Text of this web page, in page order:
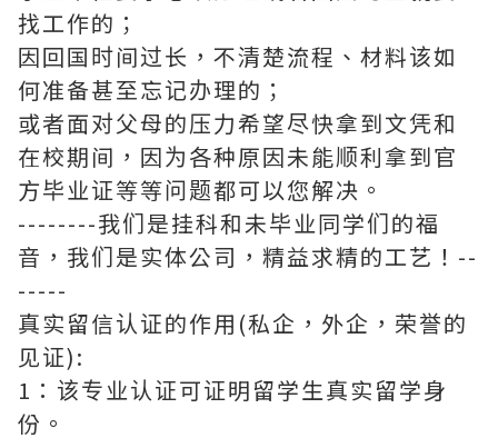
找工作的；
因回国时间过长，不清楚流程、材料该如
何准备甚至忘记办理的；
或者面对父母的压力希望尽快拿到文凭和
在校期间，因为各种原因未能顺利拿到官
方毕业证等等问题都可以您解决。
--------我们是挂科和未毕业同学们的福
音，我们是实体公司，精益求精的工艺！--
-----
真实留信认证的作用(私企，外企，荣誉的
见证):
1：该专业认证可证明留学生真实留学身
份。